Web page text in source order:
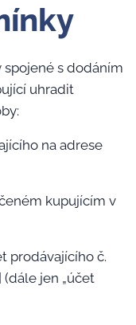
spojené s dodáním
uhradit
na adrese
kupujícím v
prodávajícího č.
(dále jen „účet